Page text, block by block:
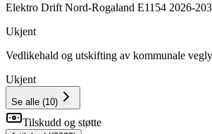
Elektro Drift Nord-Rogaland E1154 2026-
Ukjent
Vedlikehald og utskifting av kommunale
Ukjent
Se alle (10)
Tilskudd og støtte